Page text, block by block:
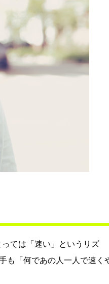
ては「速い」というリズ
も「何であの人一人で速く